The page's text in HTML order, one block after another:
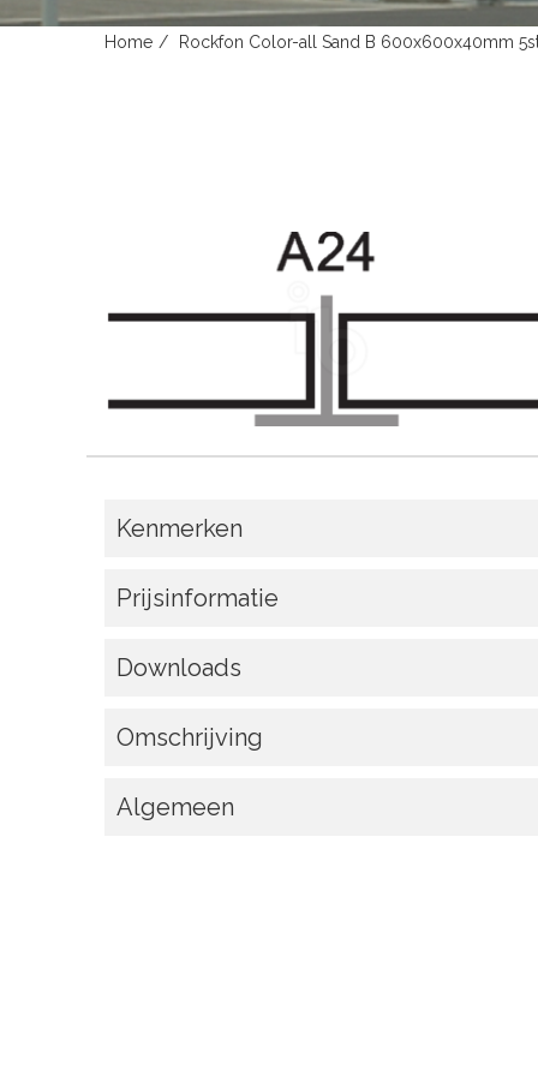
Home Rockfon Color-all Sand B 600x600x40mm
Kenmerken
Prijsinformatie
Downloads
Omschrijving
Algemeen